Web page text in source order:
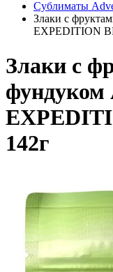
Сублиматы
Злаки с
EXPEDITION
Злаки с
фундуком
142г